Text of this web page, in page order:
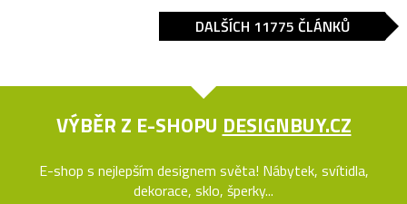
DALŠÍCH 11775 ČLÁNKŮ
VÝBĚR Z E-SHOPU DESIGNBUY.CZ
E-shop s nejlepším designem světa! Nábytek, svítidla,
dekorace, sklo, šperky...